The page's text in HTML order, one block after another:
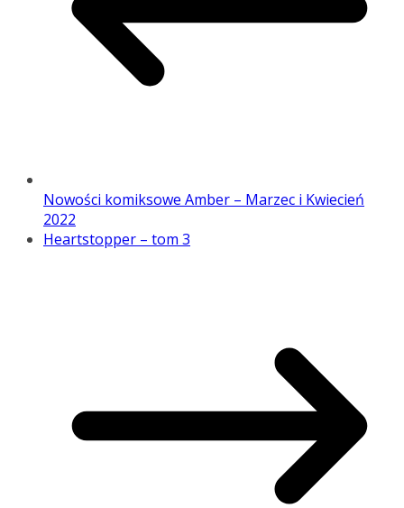
Nowości komiksowe Amber – Marzec i Kwiecień
2022
Heartstopper – tom 3